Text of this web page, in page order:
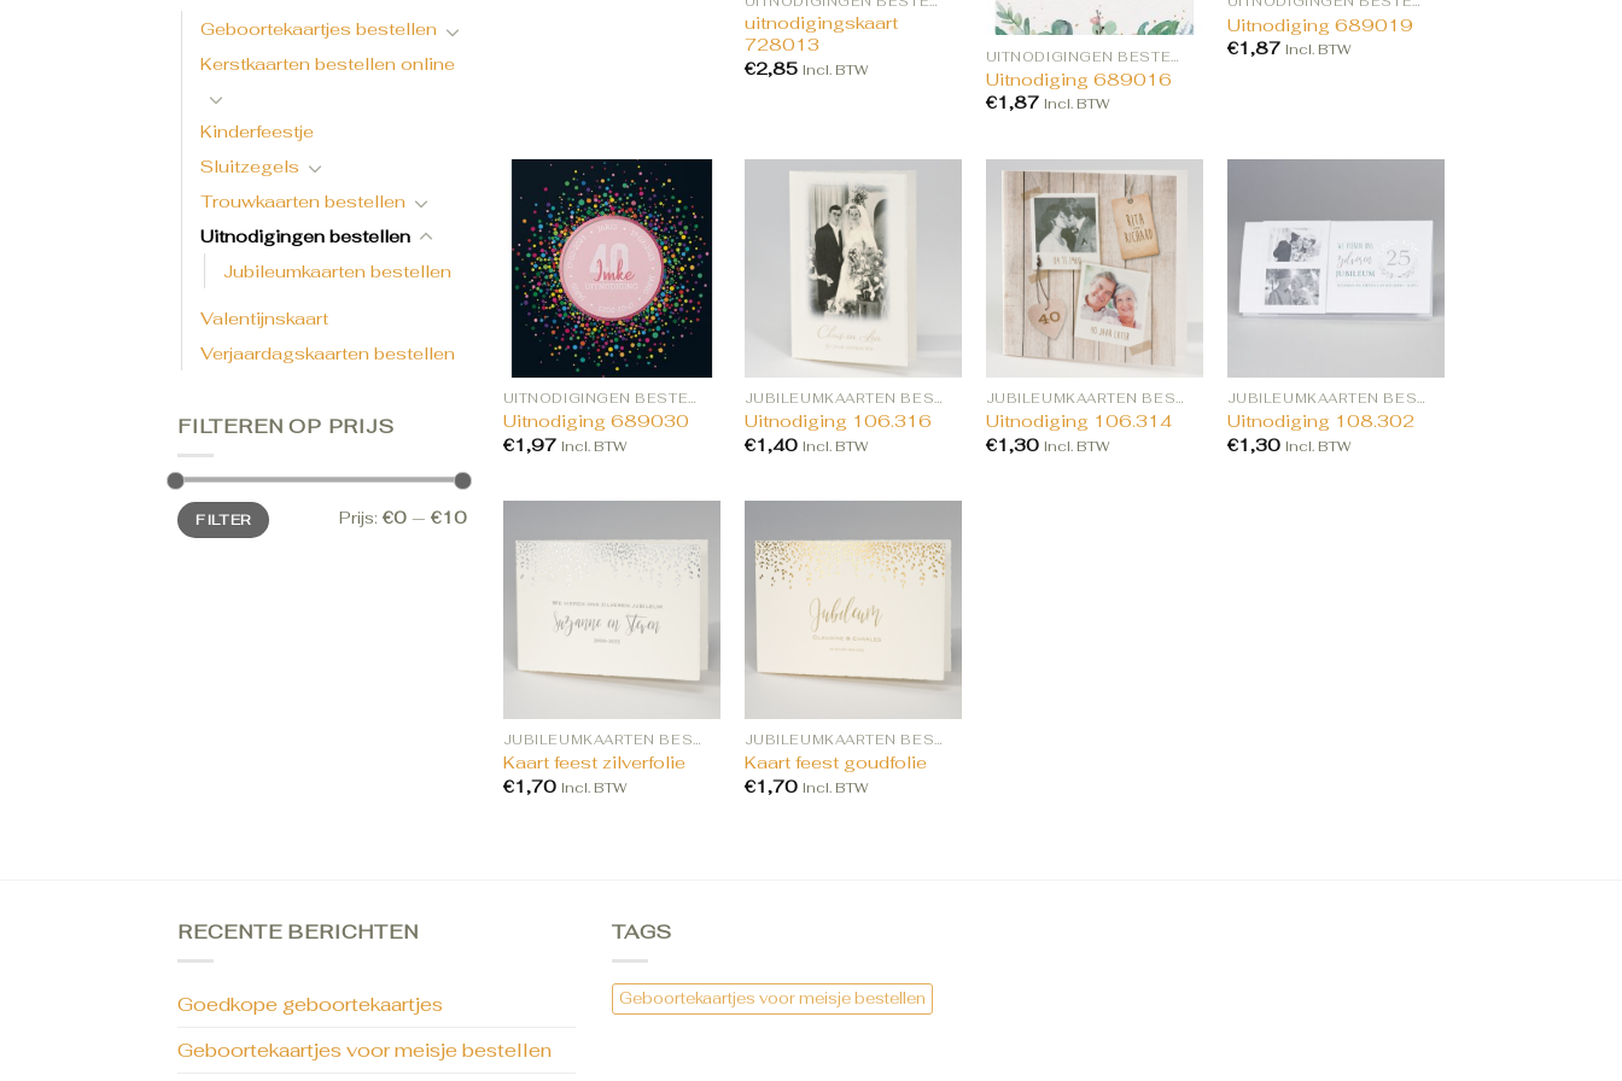
Geboortekaartjes bestellen
Kerstkaarten bestellen online
Kinderfeestje
Sluitzegels
Trouwkaarten bestellen
Uitnodigingen bestellen
Jubileumkaarten bestellen
Valentijnskaart
Verjaardagskaarten bestellen
FILTEREN OP PRIJS
Min.
prijs
Max.
prijsFILTER Prijs: €0 — €10
uitnodigingskaart
728013
€2,85 Incl. BTW
Uitnodiging 689016
€1,87 Incl. BTW
Uitnodiging 689019
€1,87 Incl. BTW
Uitnodiging 689030
€1,97 Incl. BTW
Uitnodiging 106.316
€1,40 Incl. BTW
Uitnodiging 106.314
€1,30 Incl. BTW
Uitnodiging 108.302
€1,30 Incl. BTW
JUBILEUMKAARTEN BESTELLEN
Kaart feest zilverfolie
€1,70 Incl. BTW
JUBILEUMKAARTEN BESTELLEN
Kaart feest goudfolie
€1,70 Incl. BTW
RECENTE BERICHTEN
Goedkope geboortekaartjes
Geboortekaartjes voor meisje bestellen
TAGS
Geboortekaartjes voor meisje bestellen